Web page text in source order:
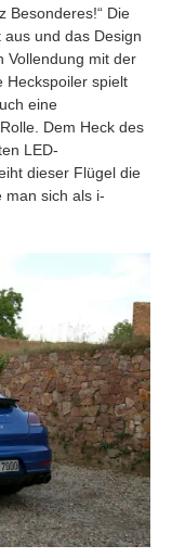
Besonderes!“ Die
und das Design
Vollendung mit der
Heckspoiler spielt
eine
Dem Heck des
LED-
dieser Flügel die
man sich als i-